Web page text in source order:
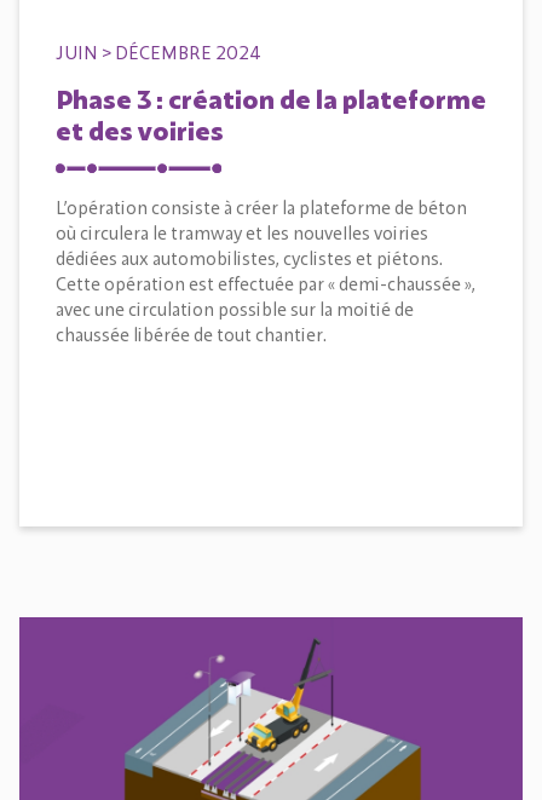
JUIN > DÉCEMBRE 2024
Phase 3 : création de la plateforme
et des voiries
L’opération consiste à créer la plateforme de béton
où circulera le tramway et les nouvelles voiries
dédiées aux automobilistes, cyclistes et piétons.
Cette opération est effectuée par « demi-chaussée »,
avec une circulation possible sur la moitié de
chaussée libérée de tout chantier.